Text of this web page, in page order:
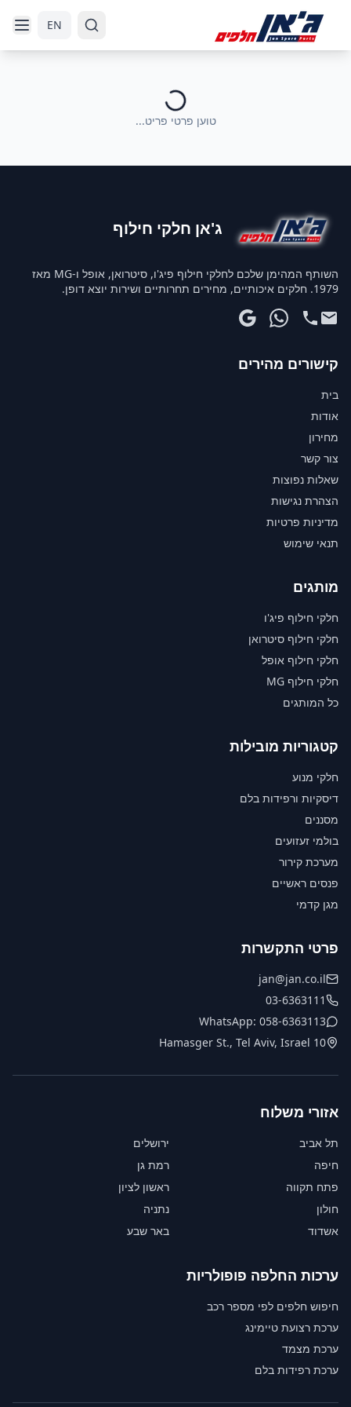
EN
טוען פרטי פריט...
ג'אן חלקי חילוף
השותף המהימן שלכם לחלקי חילוף פיג'ו, סיטרואן, אופל ו-MG מאז
1979. חלקים איכותיים, מחירים תחרותיים ושירות יוצא דופן.
קישורים מהירים
בית
אודות
מחירון
צור קשר
שאלות נפוצות
הצהרת נגישות
מדיניות פרטיות
תנאי שימוש
מותגים
חלקי חילוף פיג'ו
חלקי חילוף סיטרואן
חלקי חילוף אופל
חלקי חילוף MG
כל המותגים
קטגוריות מובילות
חלקי מנוע
דיסקיות ורפידות בלם
מסננים
בולמי זעזועים
מערכת קירור
פנסים ראשיים
מגן קדמי
פרטי התקשרות
jan@jan.co.il
03-6363111
WhatsApp: 058-6363113
10 Hamasger St., Tel Aviv, Israel
אזורי משלוח
תל אביב
ירושלים
חיפה
רמת גן
פתח תקווה
ראשון לציון
חולון
נתניה
אשדוד
באר שבע
ערכות החלפה פופולריות
חיפוש חלפים לפי מספר רכב
ערכת רצועת טיימינג
ערכת מצמד
ערכת רפידות בלם